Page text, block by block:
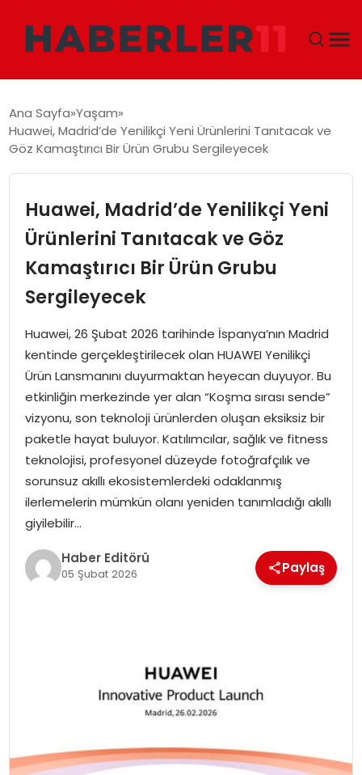
DÜNYA
SIYASET
TEKNOLOJI
EĞITIM
MAGAZIN
SPOR
YAŞAM
Ana Sayfa Yaşam
Huawei, Madrid’de Yenilikçi Yeni Ürünlerini Tanıtacak ve
Göz Kamaştırıcı Bir Ürün Grubu Sergileyecek
Huawei, Madrid’de Yenilikçi Yeni
Ürünlerini Tanıtacak ve Göz
Kamaştırıcı Bir Ürün Grubu
Sergileyecek
Huawei, 26 Şubat 2026 tarihinde İspanya’nın Madrid
kentinde gerçekleştirilecek olan HUAWEI Yenilikçi
Ürün Lansmanını duyurmaktan heyecan duyuyor. Bu
etkinliğin merkezinde yer alan “Koşma sırası sende”
vizyonu, son teknoloji ürünlerden oluşan eksiksiz bir
paketle hayat buluyor. Katılımcılar, sağlık ve fitness
teknolojisi, profesyonel düzeyde fotoğrafçılık ve
sorunsuz akıllı ekosistemlerdeki odaklanmış
ilerlemelerin mümkün olanı yeniden tanımladığı akıllı
giyilebilir…
Haber Editörü
05 Şubat 2026 Paylaş